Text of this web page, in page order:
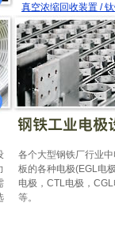
真空浓缩回收装置 /
各个大型钢铁厂行业中
板的各种电极(EGL电
电极，CTL电极，
等。